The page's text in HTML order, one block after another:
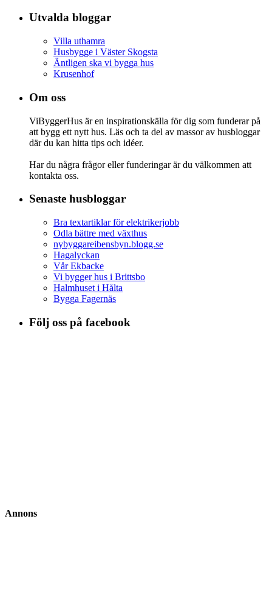
Utvalda bloggar
Villa uthamra
Husbygge i Väster Skogsta
Äntligen ska vi bygga hus
Krusenhof
Om oss
ViByggerHus är en inspirationskälla för dig som funderar på
att bygg ett nytt hus. Läs och ta del av massor av husbloggar
där du kan hitta tips och idéer.
Har du några frågor eller funderingar är du välkommen att
kontakta oss.
Senaste husbloggar
Bra textartiklar för elektrikerjobb
Odla bättre med växthus
nybyggareibensbyn.blogg.se
Hagalyckan
Vår Ekbacke
Vi bygger hus i Brittsbo
Halmhuset i Hålta
Bygga Fagernäs
Följ oss på facebook
Annons